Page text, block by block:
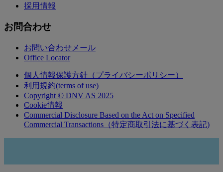
採用情報
お問合わせ
お問い合わせメール
Office Locator
個人情報保護方針（プライバシーポリシー）
利用規約(terms of use)
Copyright © DNV AS 2025
Cookie情報
Commercial Disclosure Based on the Act on Specified
Commercial Transactions（特定商取引法に基づく表記)